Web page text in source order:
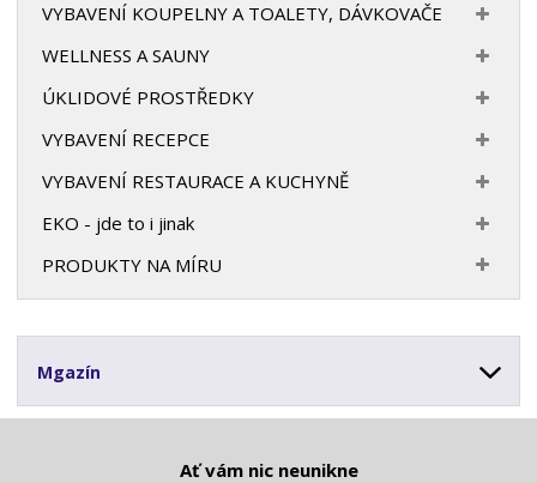
VYBAVENÍ KOUPELNY A TOALETY, DÁVKOVAČE
WELLNESS A SAUNY
ÚKLIDOVÉ PROSTŘEDKY
VYBAVENÍ RECEPCE
VYBAVENÍ RESTAURACE A KUCHYNĚ
EKO - jde to i jinak
PRODUKTY NA MÍRU
Mgazín
Ať vám nic neunikne